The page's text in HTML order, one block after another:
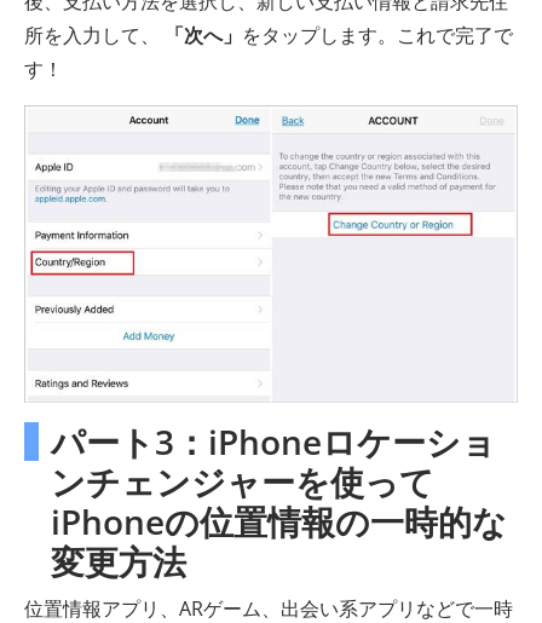
所を入力して、
「次へ」 をタップします。これで完了で
す！
パート3：iPhoneロケーショ
ンチェンジャーを使って
iPhoneの位置情報の一時的な
変更方法
位置情報アプリ、ARゲーム、出会い系アプリなどで一時